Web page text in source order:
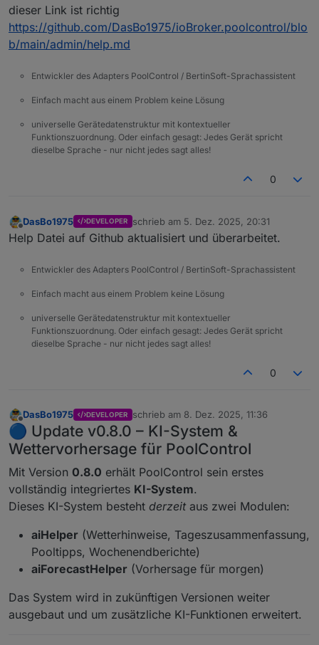
dieser Link ist richtig
https://github.com/DasBo1975/ioBroker.poolcontrol/blo
b/main/admin/help.md
Entwickler des Adapters PoolControl / BertinSoft-Sprachassistent
Einfach macht aus einem Problem keine Lösung
universelle Gerätedatenstruktur mit kontextueller
Funktionszuordnung. Oder einfach gesagt: Jedes Gerät spricht
dieselbe Sprache - nur nicht jedes sagt alles!
0
Offline
DasBo1975 DEVELOPER schrieb am 5. Dez. 2025, 20:31
zuletzt editiert von
Help Datei auf Github aktualisiert und überarbeitet.
Entwickler des Adapters PoolControl / BertinSoft-Sprachassistent
Einfach macht aus einem Problem keine Lösung
universelle Gerätedatenstruktur mit kontextueller
Funktionszuordnung. Oder einfach gesagt: Jedes Gerät spricht
dieselbe Sprache - nur nicht jedes sagt alles!
0
Offline
DasBo1975 DEVELOPER schrieb am 8. Dez. 2025, 11:36
zuletzt editiert von
🔵 Update v0.8.0 – KI-System &
Wettervorhersage für PoolControl
Mit Version 0.8.0 erhält PoolControl sein erstes
vollständig integriertes KI-System.
Dieses KI-System besteht derzeitaus zwei Modulen:
aiHelper (Wetterhinweise, Tageszusammenfassung,
Pooltipps, Wochenendberichte)
aiForecastHelper (Vorhersage für morgen)
Das System wird in zukünftigen Versionen weiter
ausgebaut und um zusätzliche KI-Funktionen erweitert.